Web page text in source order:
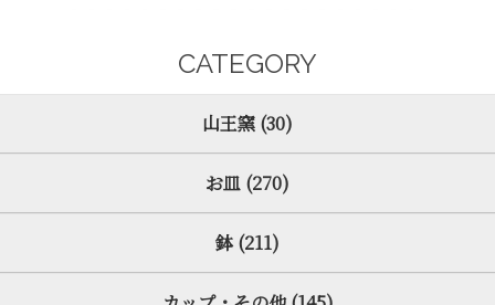
CATEGORY
山王窯 (30)
お皿 (270)
鉢 (211)